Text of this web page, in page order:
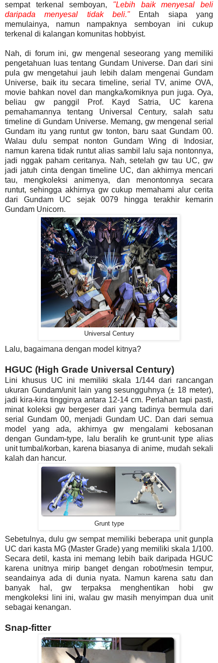
sempat terkenal semboyan, "Lebih baik menyesal beli
daripada menyesal tidak beli."Entah siapa yang
memulainya, namun nampaknya semboyan ini cukup
terkenal di kalangan komunitas hobbyist.
Nah, di forum ini, gw mengenal seseorang yang memiliki
pengetahuan luas tentang Gundam Universe. Dan dari sini
pula gw mengetahui jauh lebih dalam mengenai Gundam
Universe, baik itu secara timeline, serial TV, anime OVA,
movie bahkan novel dan mangka/komiknya pun juga. Oya,
beliau gw panggil Prof. Kayd Satria, UC karena
pemahamannya tentang Universal Century, salah satu
timeline di Gundam Universe. Memang, gw mengenal serial
Gundam itu yang runtut gw tonton, baru saat Gundam 00.
Walau dulu sempat nonton Gundam Wing di Indosiar,
namun karena tidak runtut alias sambil lalu saja nontonnya,
jadi nggak paham ceritanya. Nah, setelah gw tau UC, gw
jadi jatuh cinta dengan timeline UC, dan akhirnya mencari
tau, mengkoleksi animenya, dan menontonnya secara
runtut, sehingga akhirnya gw cukup memahami alur cerita
dari Gundam UC sejak 0079 hingga terakhir kemarin
Gundam Unicorn.
Universal Century
Lalu, bagaimana dengan model kitnya?
HGUC (High Grade Universal Century)
Lini khusus UC ini memiliki skala 1/144 dari rancangan
ukuran Gundam/unit lain yang sesungguhnya (± 18 meter),
jadi kira-kira tingginya antara 12-14 cm. Perlahan tapi pasti,
minat koleksi gw bergeser dari yang tadinya bermula dari
serial Gundam 00, menjadi Gundam UC. Dan dari semua
model yang ada, akhirnya gw mengalami kebosanan
dengan Gundam-type, lalu beralih ke grunt-unit type alias
unit tumbal/korban, karena biasanya di anime, mudah sekali
kalah dan hancur.
Grunt type
Sebetulnya, dulu gw sempat memiliki beberapa unit gunpla
UC dari kasta MG (Master Grade) yang memiliki skala 1/100.
Secara detil, kasta ini memang lebih baik daripada HGUC
karena unitnya mirip banget dengan robot/mesin tempur,
seandainya ada di dunia nyata. Namun karena satu dan
banyak hal, gw terpaksa menghentikan hobi gw
mengkoleksi lini ini, walau gw masih menyimpan dua unit
sebagai kenangan.
Snap-fitter